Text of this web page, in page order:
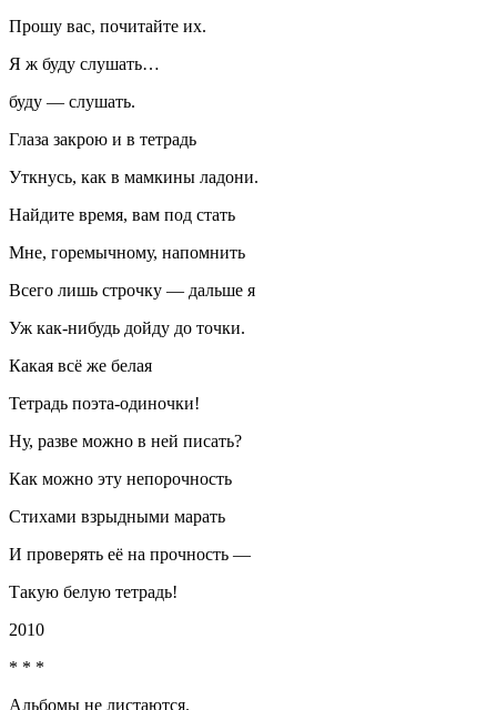
Прошу вас, почитайте их.
Я ж буду слушать…
буду — слушать.
Глаза закрою и в тетрадь
Уткнусь, как в мамкины ладони.
Найдите время, вам под стать
Мне, горемычному, напомнить
Всего лишь строчку — дальше я
Уж как-нибудь дойду до точки.
Какая всё же белая
Тетрадь поэта-одиночки!
Ну, разве можно в ней писать?
Как можно эту непорочность
Стихами взрыдными марать
И проверять её на прочность —
Такую белую тетрадь!
2010
* * *
Альбомы не листаются.